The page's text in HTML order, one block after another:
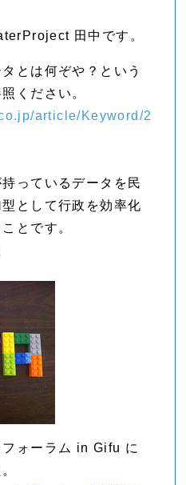
田中です。
とは何ぞや？という
ください。
article/Keyword/2
っているデータを民
として行政を効率化
とです。
ォーラム in Gifu に